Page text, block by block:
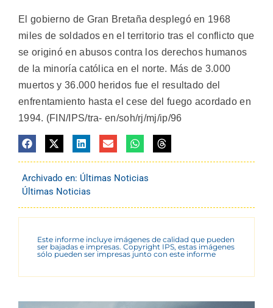
El gobierno de Gran Bretaña desplegó en 1968
miles de soldados en el territorio tras el conflicto que
se originó en abusos contra los derechos humanos
de la minoría católica en el norte. Más de 3.000
muertos y 36.000 heridos fue el resultado del
enfrentamiento hasta el cese del fuego acordado en
1994. (FIN/IPS/tra- en/soh/rj/mj/ip/96
Archivado en: Últimas Noticias
Últimas Noticias
Este informe incluye imágenes de calidad que pueden
ser bajadas e impresas. Copyright IPS, estas imágenes
sólo pueden ser impresas junto con este informe